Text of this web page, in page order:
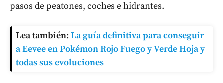
pasos de peatones, coches e hidrantes.
Lea también: La guía definitiva para conseguir
a Eevee en Pokémon Rojo Fuego y Verde Hoja y
todas sus evoluciones